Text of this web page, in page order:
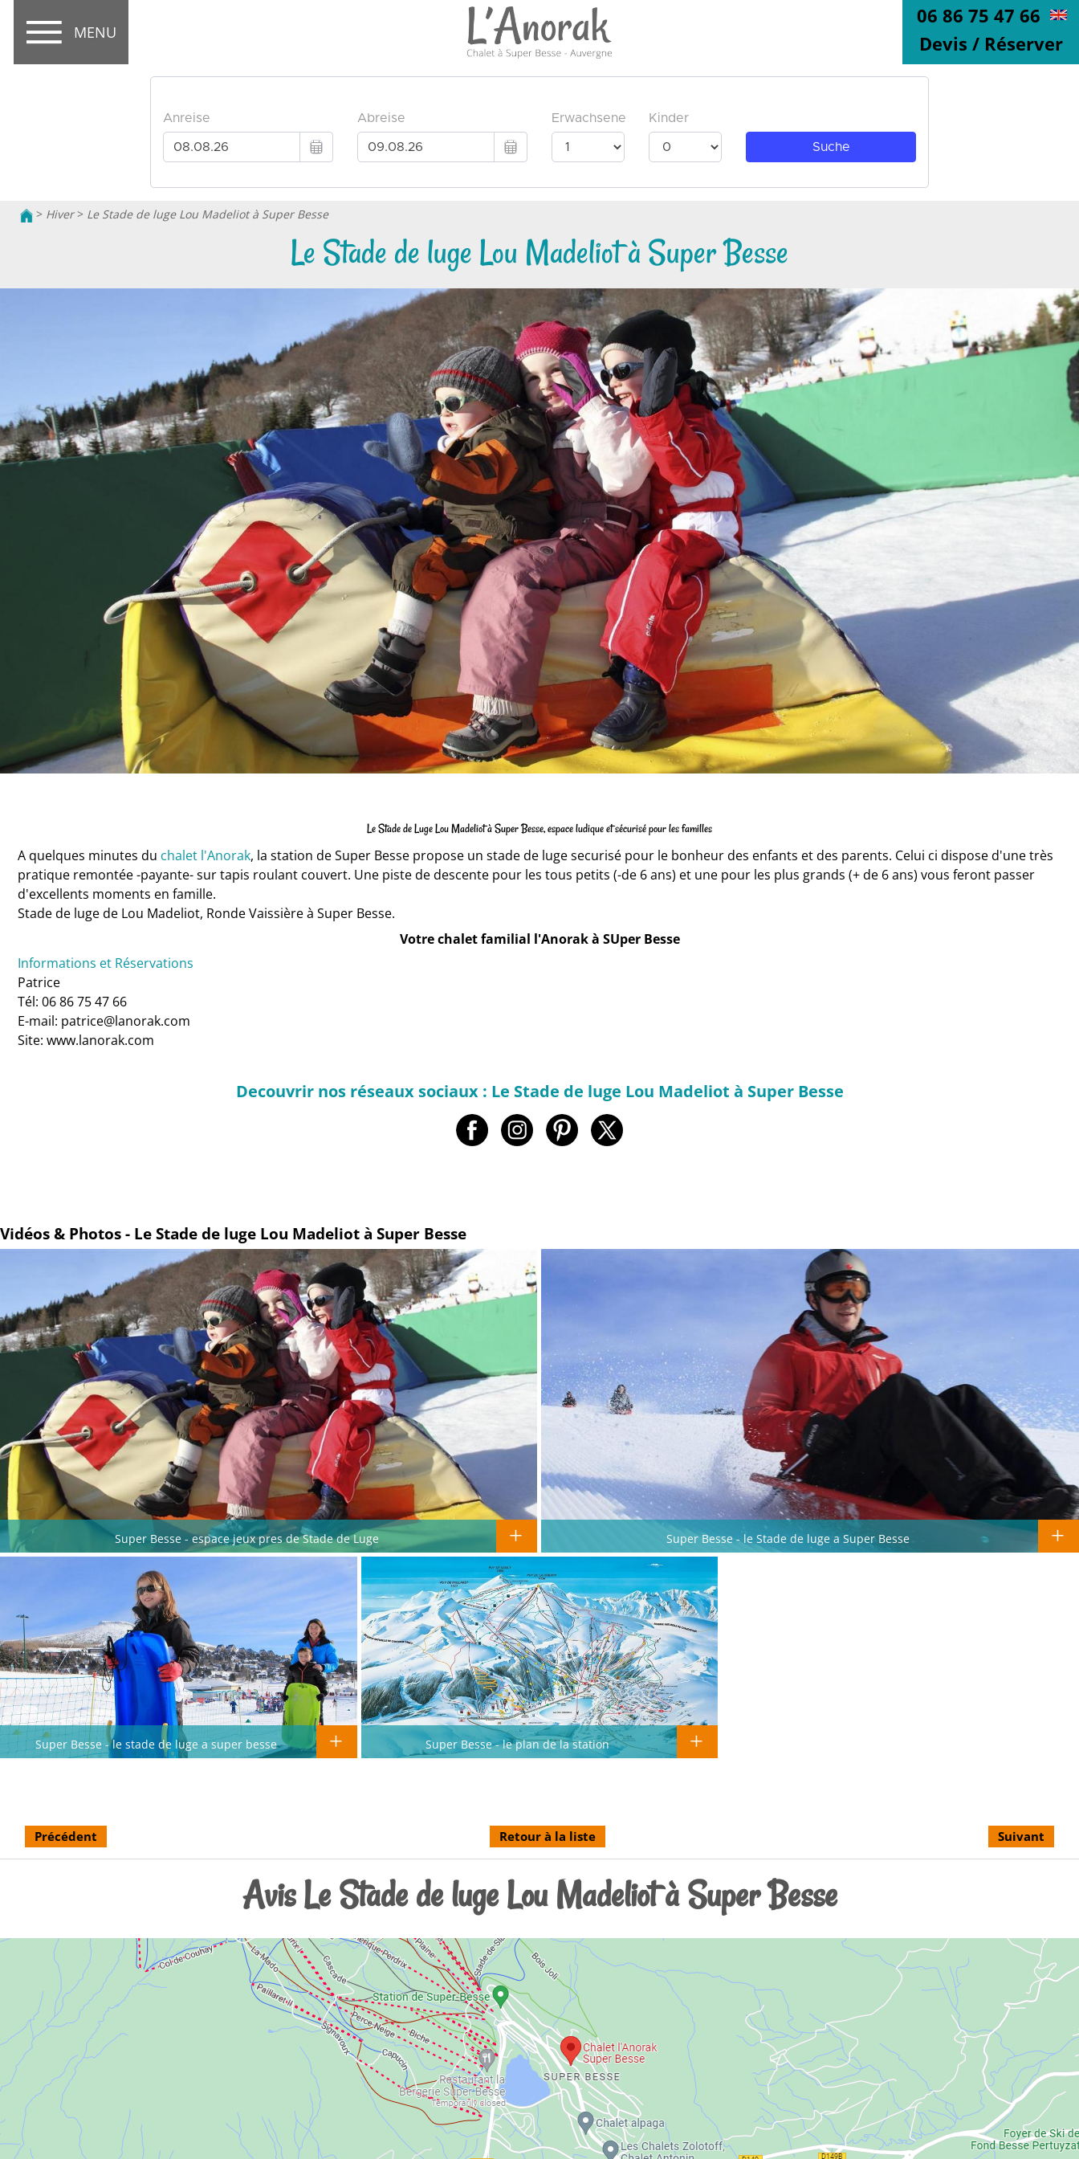
MENU
06 86 75 47 66
Devis / Réserver
> Hiver> Le Stade de luge Lou Madeliot à Super Besse
Le Stade de luge Lou Madeliot à Super Besse
Le Stade de Luge Lou Madeliot à Super Besse, espace ludique et sécurisé pour les familles
A quelques minutes du chalet l'Anorak, la station de Super Besse propose un stade de luge securisé pour le bonheur des enfants et des parents. Celui ci dispose d'une très
pratique remontée -payante- sur tapis roulant couvert. Une piste de descente pour les tous petits (-de 6 ans) et une pour les plus grands (+ de 6 ans) vous feront passer
d'excellents moments en famille.
Stade de luge de Lou Madeliot, Ronde Vaissière à Super Besse.
Votre chalet familial l'Anorak à SUper Besse
Informations et Réservations
Patrice
Tél: 06 86 75 47 66
E-mail: patrice@lanorak.com
Site: www.lanorak.com
Decouvrir nos réseaux sociaux : Le Stade de luge Lou Madeliot à Super Besse
Vidéos & Photos - Le Stade de luge Lou Madeliot à Super Besse
Super Besse - espace jeux pres de Stade de Luge Super Besse - le Stade de luge a Super Besse
Super Besse - le stade de luge a super besse Super Besse - le plan de la station
Précédent Retour à la liste Suivant
Avis Le Stade de luge Lou Madeliot à Super Besse